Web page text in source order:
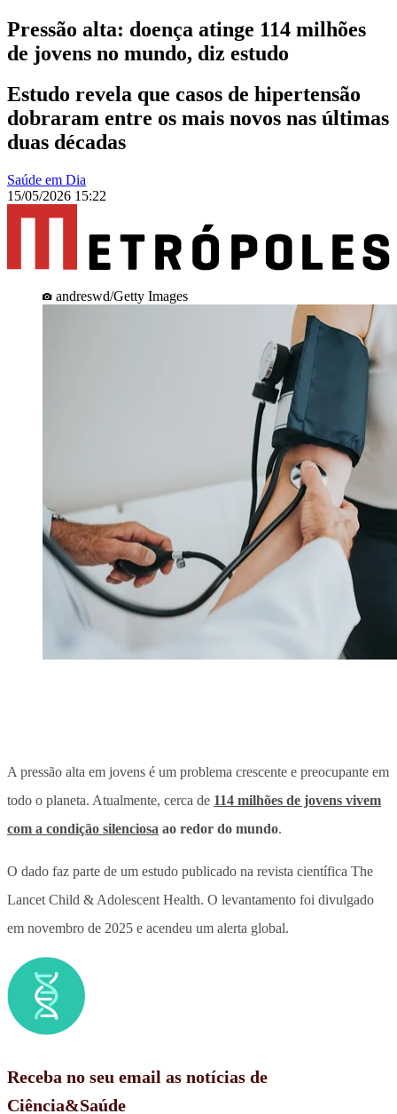
Pressão alta: doença atinge 114 milhões
de jovens no mundo, diz estudo
Estudo revela que casos de hipertensão
dobraram entre os mais novos nas últimas
duas décadas
Saúde em Dia
15/05/2026 15:22
andreswd/Getty Images
A pressão alta em jovens é um problema crescente e preocupante em
todo o planeta. Atualmente, cerca de 114 milhões de jovens vivem
com a condição silenciosa ao redor do mundo.
O dado faz parte de um estudo publicado na revista científica The
Lancet Child & Adolescent Health. O levantamento foi divulgado
em novembro de 2025 e acendeu um alerta global.
Receba no seu email as notícias de
Ciência&Saúde